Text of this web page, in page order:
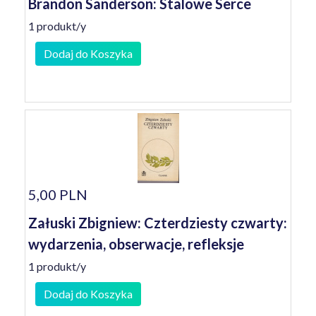
Brandon Sanderson: Stalowe Serce
1 produkt/y
Dodaj do Koszyka
5,00 PLN
Załuski Zbigniew: Czterdziesty czwarty:
wydarzenia, obserwacje, refleksje
1 produkt/y
Dodaj do Koszyka